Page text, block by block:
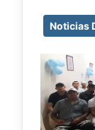
Noticias